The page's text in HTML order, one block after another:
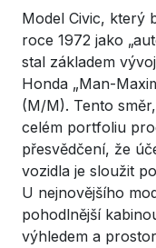
Model Civic, který
roce 1972 jako
stal základem
Honda „Man-
(M/M). Tento
celém portfoliu
přesvědčení, že
vozidla je sloužit
U nejnovějšího
pohodlnější
výhledem a